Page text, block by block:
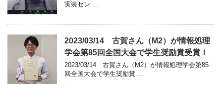
実装セン ...
2023/03/14 古賀さん（M2）が情報処理
学会第85回全国大会で学生奨励賞受賞！
2023/03/14 古賀さん（M2）が情報処理学会第85
回全国大会で学生奨励賞 ...